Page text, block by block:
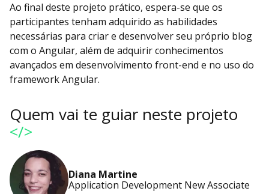
Ao final deste projeto prático, espera-se que os
participantes tenham adquirido as habilidades
necessárias para criar e desenvolver seu próprio blog
com o Angular, além de adquirir conhecimentos
avançados em desenvolvimento front-end e no uso do
framework Angular.
Quem vai te guiar neste projeto
</>
Diana Martine
Application Development New Associate